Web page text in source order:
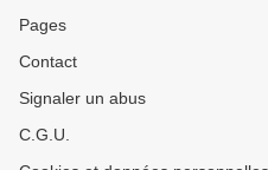
Pages
Contact
Signaler un abus
C.G.U.